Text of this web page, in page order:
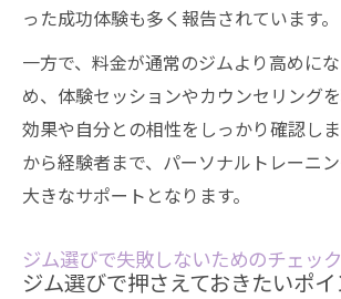
った成功体験も多く報告されています。
一方で、料金が通常のジムより高めに
め、体験セッションやカウンセリング
効果や自分との相性をしっかり確認し
から経験者まで、パーソナルトレーニ
大きなサポートとなります。
ジム選びで失敗しないためのチェッ
ジム選びで押さえておきたいポイ